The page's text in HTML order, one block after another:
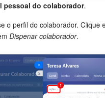
pessoal do colaborador.
o perfil do colaborador. Clique
Dispenar colaborador.